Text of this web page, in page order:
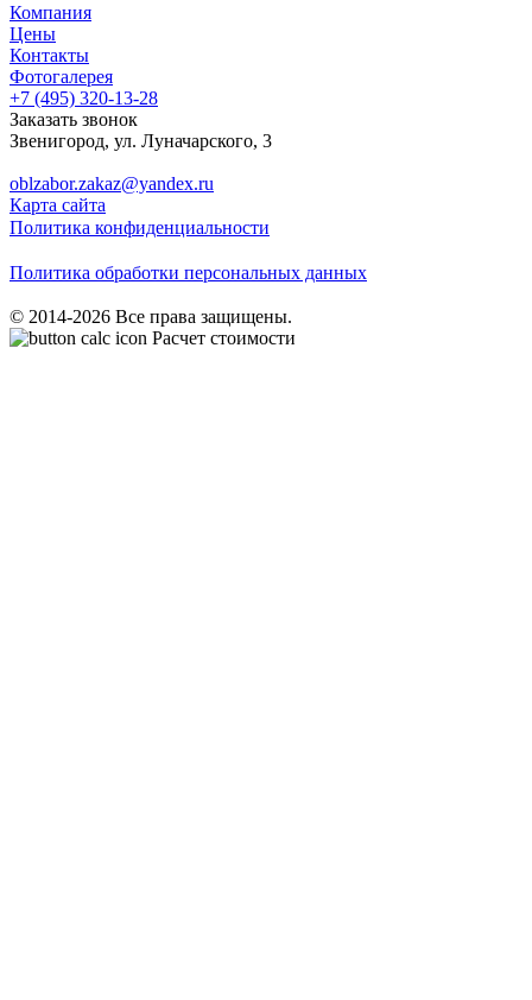
Компания
Цены
Контакты
Фотогалерея
+7 (495) 320-13-28
Заказать звонок
Звенигород, ул. Луначарского, 3
oblzabor.zakaz@yandex.ru
Карта сайта
Политика конфиденциальности
Политика обработки персональных данных
© 2014-2026 Все права защищены.
Расчет стоимости